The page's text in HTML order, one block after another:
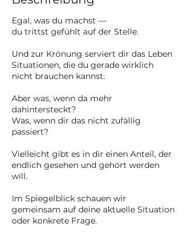
Egal, was du machst —
du trittst gefühlt auf der Stelle.
Und zur Krönung serviert dir das Leben
Situationen, die du gerade wirklich
nicht brauchen kannst.
Aber was, wenn da mehr
dahintersteckt?
Was, wenn dir das nicht zufällig
passiert?
Vielleicht gibt es in dir einen Anteil, der
endlich gesehen und gehört werden
will.
Im Spiegelblick schauen wir
gemeinsam auf deine aktuelle Situation
oder konkrete Frage.